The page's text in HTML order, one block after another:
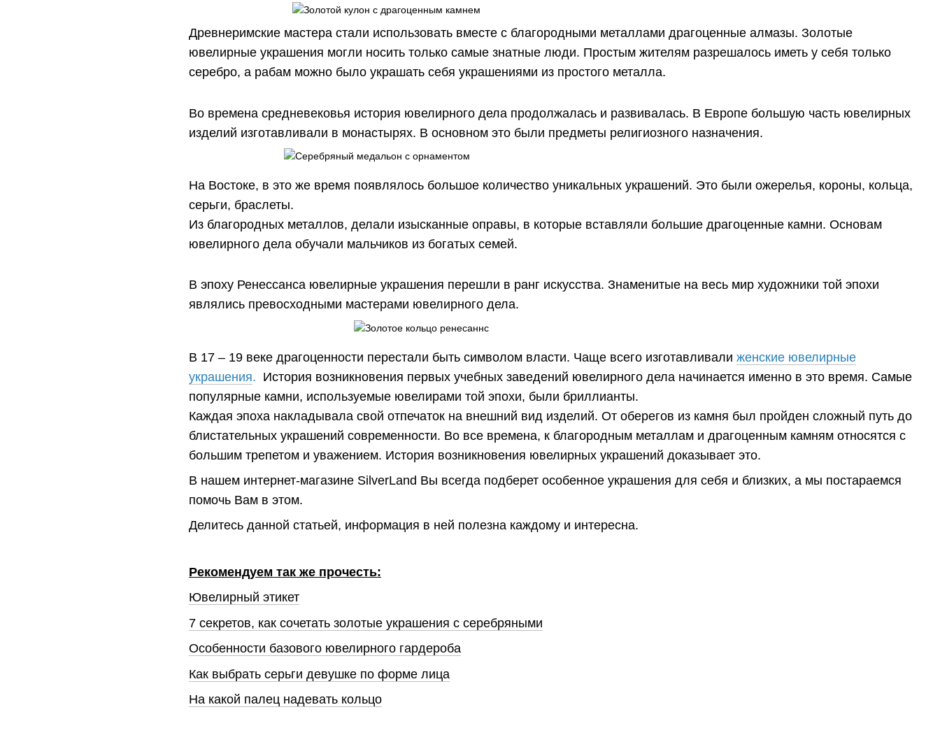
Древнеримские мастера стали использовать вместе с благородными металлами драгоценные алмазы. Золотые
ювелирные украшения могли носить только самые знатные люди. Простым жителям разрешалось иметь у себя только
серебро, а рабам можно было украшать себя украшениями из простого металла.
Во времена средневековья история ювелирного дела продолжалась и развивалась. В Европе большую часть ювелирных
изделий изготавливали в монастырях. В основном это были предметы религиозного назначения.
На Востоке, в это же время появлялось большое количество уникальных украшений. Это были ожерелья, короны, кольца,
серьги, браслеты.
Из благородных металлов, делали изысканные оправы, в которые вставляли большие драгоценные камни. Основам
ювелирного дела обучали мальчиков из богатых семей.
В эпоху Ренессанса ювелирные украшения перешли в ранг искусства. Знаменитые на весь мир художники той эпохи
являлись превосходными мастерами ювелирного дела.
В 17 – 19 веке драгоценности перестали быть символом власти. Чаще всего изготавливали женские ювелирные
украшения. История возникновения первых учебных заведений ювелирного дела начинается именно в это время. Самые
популярные камни, используемые ювелирами той эпохи, были бриллианты.
Каждая эпоха накладывала свой отпечаток на внешний вид изделий. От оберегов из камня был пройден сложный путь до
блистательных украшений современности. Во все времена, к благородным металлам и драгоценным камням относятся с
большим трепетом и уважением. История возникновения ювелирных украшений доказывает это.
В нашем интернет-магазине SilverLand Вы всегда подберет особенное украшения для себя и близких, а мы постараемся
помочь Вам в этом.
Делитесь данной статьей, информация в ней полезна каждому и интересна.
Рекомендуем так же прочесть:
Ювелирный этикет
7 секретов, как сочетать золотые украшения с серебряными
Особенности базового ювелирного гардероба
Как выбрать серьги девушке по форме лица
На какой палец надевать кольцо